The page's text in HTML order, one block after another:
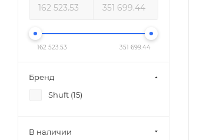
162 523.53 351 699.44
Бренд
Shuft (15)
В наличии